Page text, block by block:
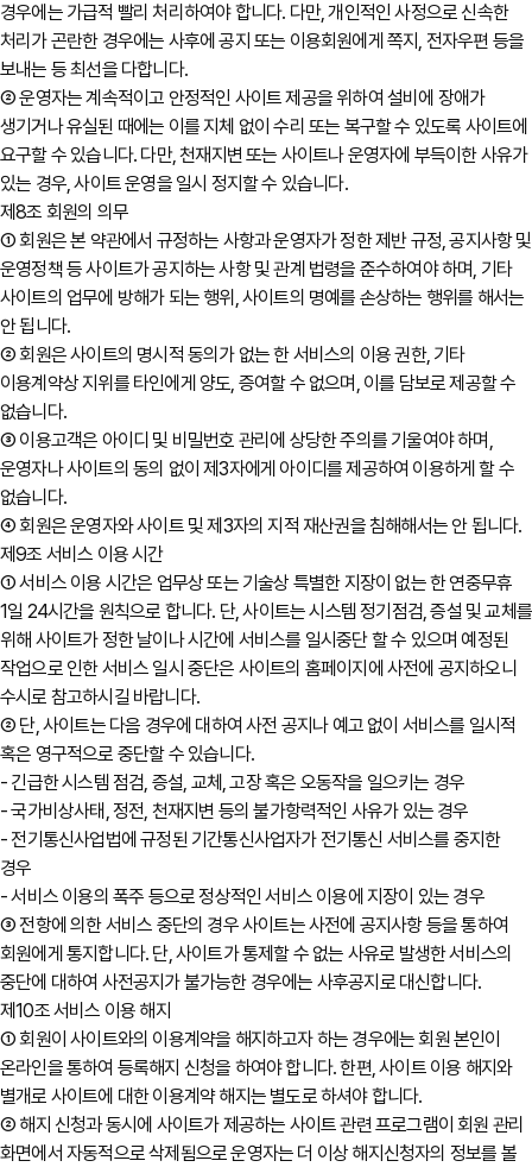
경우에는 가급적 빨리 처리하여야 합니다. 다만, 개인적인 사정으로 신속한
처리가 곤란한 경우에는 사후에 공지 또는 이용회원에게 쪽지, 전자우편 등을
보내는 등 최선을 다합니다.
② 운영자는 계속적이고 안정적인 사이트 제공을 위하여 설비에 장애가
생기거나 유실된 때에는 이를 지체 없이 수리 또는 복구할 수 있도록 사이트에
요구할 수 있습니다. 다만, 천재지변 또는 사이트나 운영자에 부득이한 사유가
있는 경우, 사이트 운영을 일시 정지할 수 있습니다.
제8조 회원의 의무
① 회원은 본 약관에서 규정하는 사항과 운영자가 정한 제반 규정, 공지사항 및
운영정책 등 사이트가 공지하는 사항 및 관계 법령을 준수하여야 하며, 기타
사이트의 업무에 방해가 되는 행위, 사이트의 명예를 손상하는 행위를 해서는
안 됩니다.
② 회원은 사이트의 명시적 동의가 없는 한 서비스의 이용 권한, 기타
이용계약상 지위를 타인에게 양도, 증여할 수 없으며, 이를 담보로 제공할 수
없습니다.
③ 이용고객은 아이디 및 비밀번호 관리에 상당한 주의를 기울여야 하며,
운영자나 사이트의 동의 없이 제3자에게 아이디를 제공하여 이용하게 할 수
없습니다.
④ 회원은 운영자와 사이트 및 제3자의 지적 재산권을 침해해서는 안 됩니다.
제9조 서비스 이용 시간
① 서비스 이용 시간은 업무상 또는 기술상 특별한 지장이 없는 한 연중무휴
1일 24시간을 원칙으로 합니다. 단, 사이트는 시스템 정기점검, 증설 및 교체를
위해 사이트가 정한 날이나 시간에 서비스를 일시중단 할 수 있으며 예정된
작업으로 인한 서비스 일시 중단은 사이트의 홈페이지에 사전에 공지하오니
수시로 참고하시길 바랍니다.
② 단, 사이트는 다음 경우에 대하여 사전 공지나 예고 없이 서비스를 일시적
혹은 영구적으로 중단할 수 있습니다.
- 긴급한 시스템 점검, 증설, 교체, 고장 혹은 오동작을 일으키는 경우
- 국가비상사태, 정전, 천재지변 등의 불가항력적인 사유가 있는 경우
- 전기통신사업법에 규정된 기간통신사업자가 전기통신 서비스를 중지한
경우
- 서비스 이용의 폭주 등으로 정상적인 서비스 이용에 지장이 있는 경우
③ 전항에 의한 서비스 중단의 경우 사이트는 사전에 공지사항 등을 통하여
회원에게 통지합니다. 단, 사이트가 통제할 수 없는 사유로 발생한 서비스의
중단에 대하여 사전공지가 불가능한 경우에는 사후공지로 대신합니다.
제10조 서비스 이용 해지
① 회원이 사이트와의 이용계약을 해지하고자 하는 경우에는 회원 본인이
온라인을 통하여 등록해지 신청을 하여야 합니다. 한편, 사이트 이용 해지와
별개로 사이트에 대한 이용계약 해지는 별도로 하셔야 합니다.
② 해지 신청과 동시에 사이트가 제공하는 사이트 관련 프로그램이 회원 관리
화면에서 자동적으로 삭제됨으로 운영자는 더 이상 해지신청자의 정보를 볼